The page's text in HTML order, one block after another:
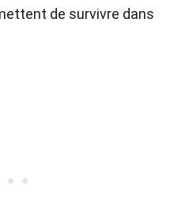
de survivre dans